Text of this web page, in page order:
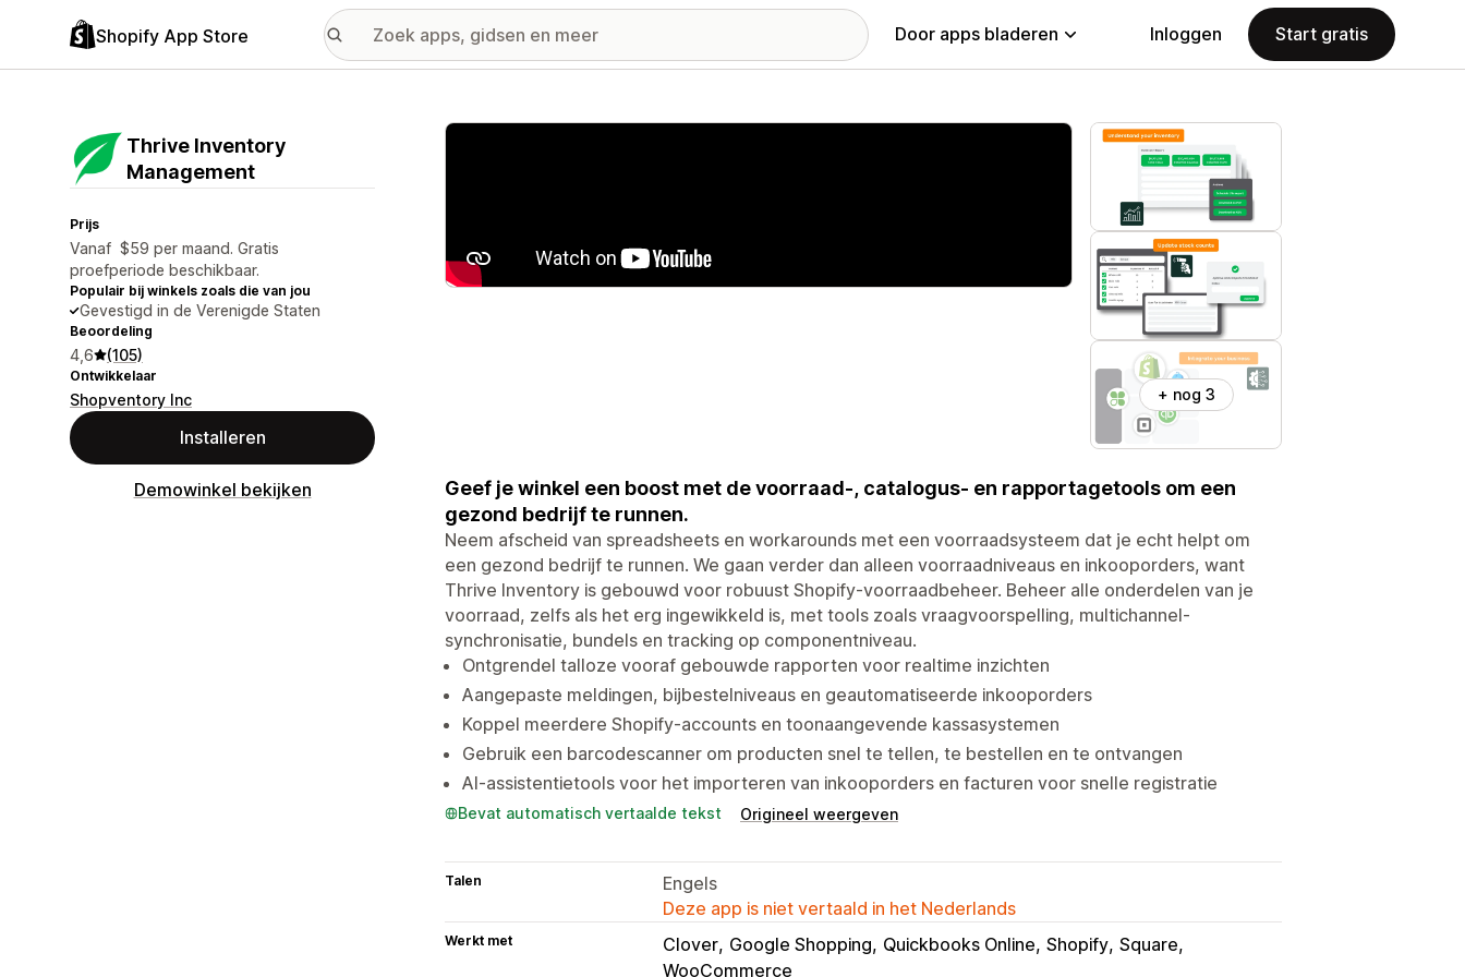
Shopify App Store Door apps bladeren Inloggen Start gratis
Thrive Inventory
Management
Prijs
Vanaf $59 per maand. Gratis
proefperiode beschikbaar.
Populair bij winkels zoals die van jou
Gevestigd in de Verenigde Staten
Beoordeling
4,6 (105)
Ontwikkelaar
Shopventory Inc
Installeren
Demowinkel bekijken
Galerij met uitgelichte afbeeldingen
+ nog 3
Geef je winkel een boost met de voorraad-, catalogus- en rapportagetools om een
gezond bedrijf te runnen.
Neem afscheid van spreadsheets en workarounds met een voorraadsysteem dat je echt helpt om
een gezond bedrijf te runnen. We gaan verder dan alleen voorraadniveaus en inkooporders, want
Thrive Inventory is gebouwd voor robuust Shopify-voorraadbeheer. Beheer alle onderdelen van je
voorraad, zelfs als het erg ingewikkeld is, met tools zoals vraagvoorspelling, multichannel-
synchronisatie, bundels en tracking op componentniveau.
Ontgrendel talloze vooraf gebouwde rapporten voor realtime inzichten
Aangepaste meldingen, bijbestelniveaus en geautomatiseerde inkooporders
Koppel meerdere Shopify-accounts en toonaangevende kassasystemen
Gebruik een barcodescanner om producten snel te tellen, te bestellen en te ontvangen
AI-assistentietools voor het importeren van inkooporders en facturen voor snelle registratie
Bevat automatisch vertaalde tekst Origineel weergeven
Talen
Engels
Deze app is niet vertaald in het Nederlands
Werkt met Clover Google Shopping Quickbooks Online Shopify Square
WooCommerce